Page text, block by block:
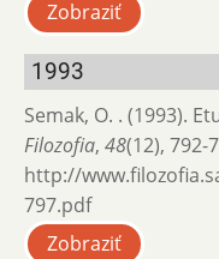
Zobraziť
1993
Semak, O. . (1993).
Filozofia, 48(12), 792-
http://
797.pdf
Zobraziť